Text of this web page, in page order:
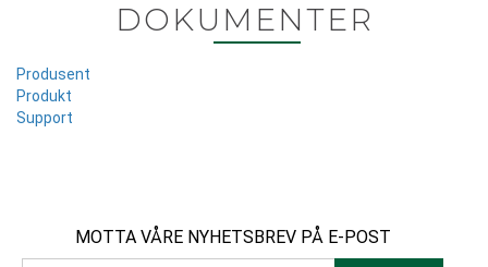
DOKUMENTER
Produsent
Produkt
Support
MOTTA VÅRE NYHETSBREV PÅ E-POST